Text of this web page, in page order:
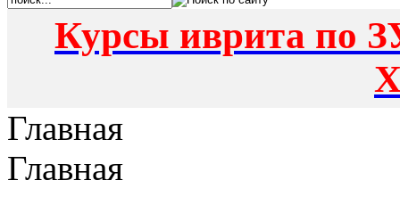
Курсы иврита по
Главная
Главная